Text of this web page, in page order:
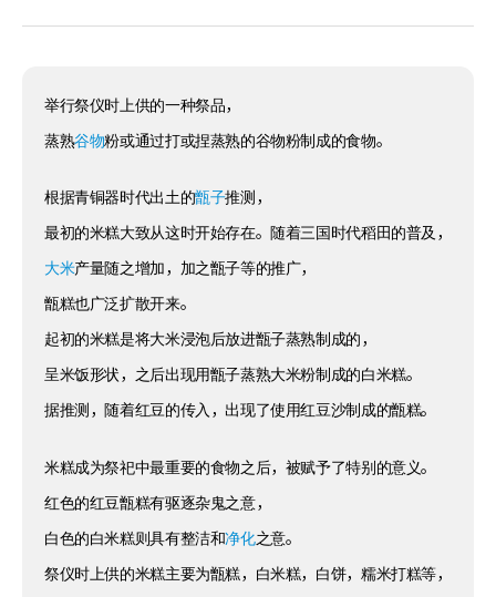
举行祭仪时上供的一种祭品，
蒸熟谷物粉或通过打或捏蒸熟的谷物粉制成的食物。
根据青铜器时代出土的甑子推测，
最初的米糕大致从这时开始存在。随着三国时代稻田的普及，
大米产量随之增加，加之甑子等的推广，
甑糕也广泛扩散开来。
起初的米糕是将大米浸泡后放进甑子蒸熟制成的，
呈米饭形状，之后出现用甑子蒸熟大米粉制成的白米糕。
据推测，随着红豆的传入，出现了使用红豆沙制成的甑糕。
米糕成为祭祀中最重要的食物之后，被赋予了特别的意义。
红色的红豆甑糕有驱逐杂鬼之意，
白色的白米糕则具有整洁和净化之意。
祭仪时上供的米糕主要为甑糕，白米糕，白饼，糯米打糕等，